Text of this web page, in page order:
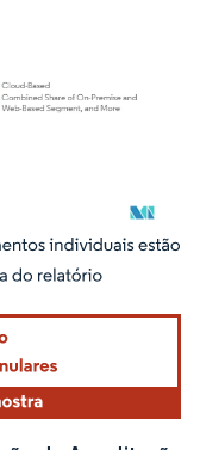
conforme CC BY 4.0.